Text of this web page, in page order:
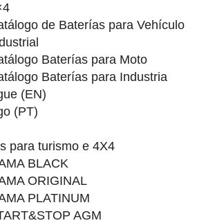
de Baterías para Vehículo
Baterías para Moto
Baterías para Industria
(EN)
(PT)
para turismo e 4X4
BLACK
ORIGINAL
PLATINUM
AGM